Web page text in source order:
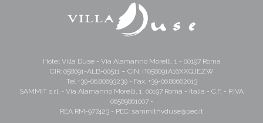
Hotel Villa Duse - Via Alamanno Morelli, 1 - 00197 Roma
CIR: 058091-ALB-00511 – CIN: IT058091A16XXQJEZW
Tel +39-06.80693239- Fax. +39-06.80662013
SAMMIT s.r.l. - Via Alamanno Morelli, 1, 00197 Roma - Italia - C.F. - P.IVA
06589801007 -
REA RM-977423 - PEC: sammithvduse@pec.it